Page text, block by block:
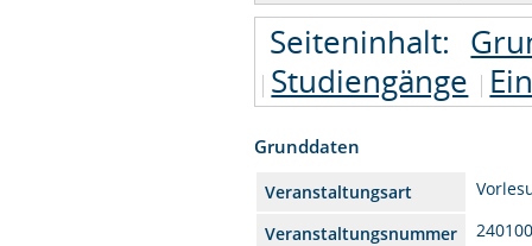
Seiteninhalt:
Studiengänge
Grunddaten
Veranstaltungsart
Veranstaltungsnummer